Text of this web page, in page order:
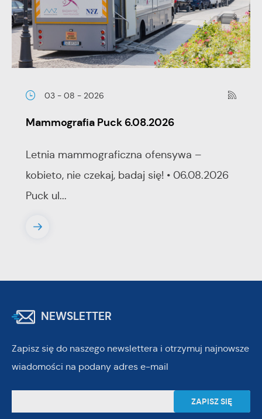
03 - 08 - 2026
Mammografia Puck 6.08.2026
Letnia mammograficzna ofensywa –
kobieto, nie czekaj, badaj się! • 06.08.2026
Puck ul...
NEWSLETTER
Zapisz się do naszego newslettera i otrzymuj najnowsze
wiadomości na podany adres e-mail